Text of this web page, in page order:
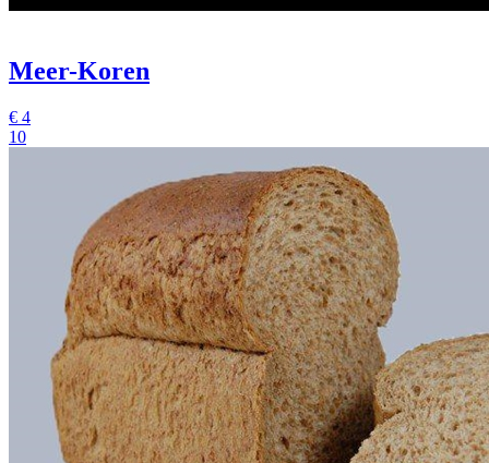
Meer-Koren
€ 4
10